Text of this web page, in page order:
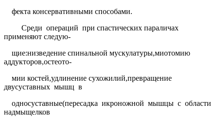
фекта консервативными способами.
Среди операций при спастических параличах
применяют следую-
щие:низведение спинальной мускулатуры,миотомию
аддукторов,остеото-
мии костей,удлинение сухожилий,превращение
двусуставных мышц в
односуставные(пересадка икроножной мышцы с области
надмыщелков